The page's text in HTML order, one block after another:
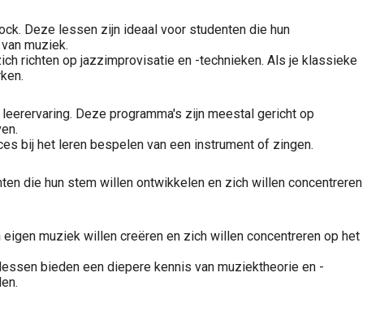
Deze lessen zijn ideaal voor studenten die hun
muziek.
richten op jazzimprovisatie en -technieken. Als je klassieke
Deze programma's zijn meestal gericht op
bij het leren bespelen van een instrument of zingen.
die hun stem willen ontwikkelen en zich willen concentreren
muziek willen creëren en zich willen concentreren op het
bieden een diepere kennis van muziektheorie en -